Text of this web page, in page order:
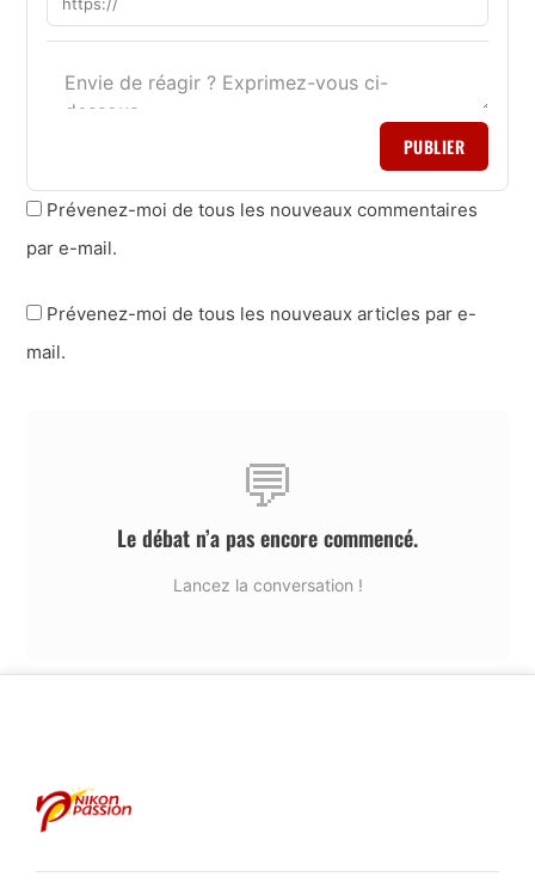
PUBLIER
Prévenez-moi de tous les nouveaux commentaires
par e-mail.
Prévenez-moi de tous les nouveaux articles par e-
mail.
💬
Le débat n’a pas encore commencé.
Lancez la conversation !